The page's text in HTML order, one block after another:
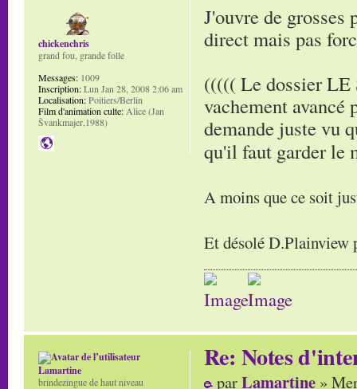
J'ouvre de grosses
direct mais pas
((((( Le dossier
vachement avancé
demande juste vu
qu'il faut garder le
A moins que ce soit
Et désolé D.Plainview
chickenchris
grand fou, grande folle
Messages: 1009
Inscription:Lun Jan 28, 2008 2:06 am
Localisation:Poitiers/Berlin
Film d'animation culte: Alice (Jan
Švankmajer,1988)
Re: Notes
parLamartine »
Lamartine
brindezingue de haut niveau